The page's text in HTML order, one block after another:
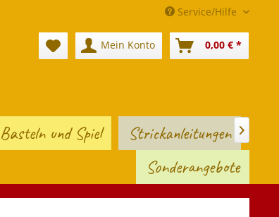
Service/Hilfe
Mein Konto 0,00 € *
Basteln und Spiel
Strickanleitungen
Sonderangebote
